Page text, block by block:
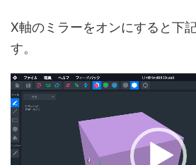
X軸のミラーをオンにすると下
す。
動
画
プ
レ
ー
ヤ